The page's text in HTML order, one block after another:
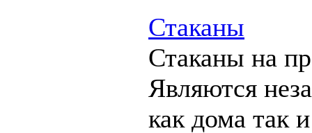
Стаканы
Стаканы на
Являются
как дома так